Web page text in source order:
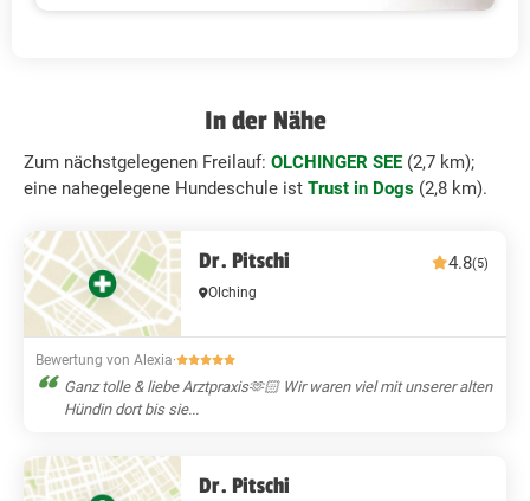
In der Nähe
Zum nächstgelegenen Freilauf: OLCHINGER SEE(2,7 km);
eine nahegelegene Hundeschule ist Trust in Dogs (2,8 km).
Dr. Pitschi 4.8(5)
Olching
Bewertung von Alexia·
Ganz tolle & liebe Arztpraxis🫶🏻 Wir waren viel mit unserer alten
Hündin dort bis sie...
Dr. Pitschi